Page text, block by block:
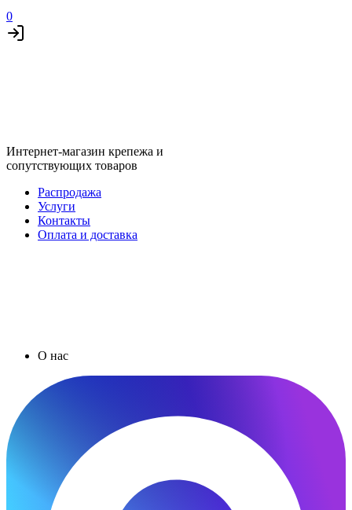
0
Интернет-магазин крепежа и
сопутствующих товаров
Распродажа
Услуги
Контакты
Оплата и доставка
О нас